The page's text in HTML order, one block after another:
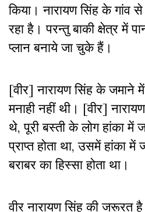
किया। नारायण सिंह के गांव
रहा है। परन्तु बाकी क्षेत्र में
प्लान बनाये जा चुके हैं।
[वीर] नारायण सिंह के जमाने
मनाही नहीं थी। [वीर]
थे, पूरी बस्ती के लोग हांका में
प्राप्त होता था, उसमें हांका में
बराबर का हिस्सा होता था।
वीर नारायण सिंह की जरूरत